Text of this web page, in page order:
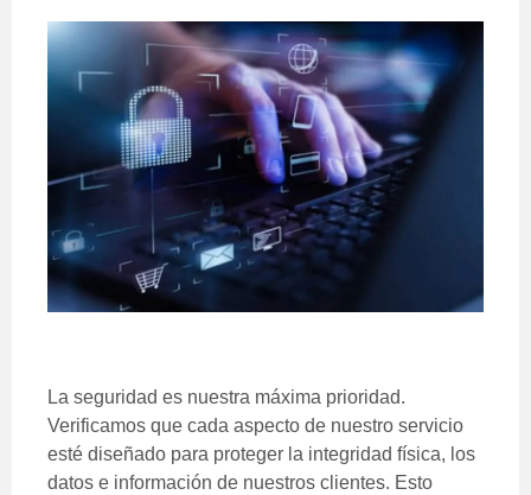
La seguridad es nuestra máxima prioridad.
Verificamos que cada aspecto de nuestro servicio
esté diseñado para proteger la integridad física, los
datos e información de nuestros clientes. Esto